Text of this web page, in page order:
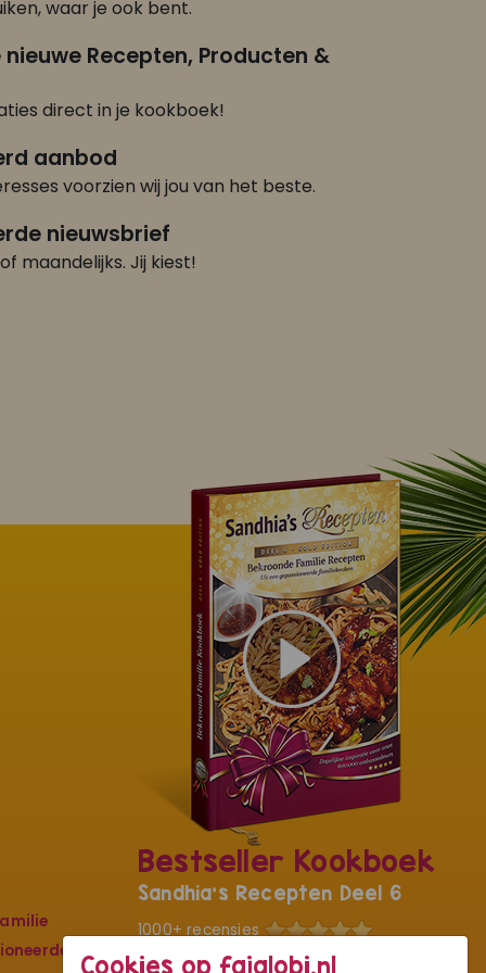
waar je ook bent.
Recepten, Producten &
direct in je kookboek!
aanbod
voorzien wij jou van het beste.
nieuwsbrief
maandelijks. Jij kiest!
Bestseller Kookboek
Sandhia's Recepten Deel 6
1000+ recensies
De kers op ons culinaire kunstwerk met
Cookies op fajalobi.nl